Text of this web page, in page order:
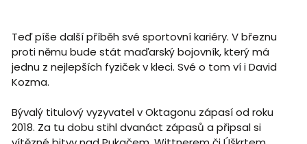
Teď píše další příběh své sportovní kariéry. V březnu
proti němu bude stát maďarský bojovník, který má
jednu z nejlepších fyziček v kleci. Své o tom ví i David
Kozma.
Bývalý titulový vyzyvatel v Oktagonu zápasí od roku
2018. Za tu dobu stihl dvanáct zápasů a připsal si